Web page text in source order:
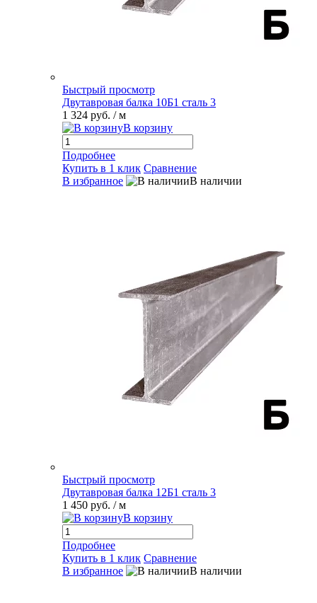
Быстрый просмотр
Двутавровая балка 10Б1 сталь 3
1 324 руб. / м
В корзину
Подробнее
Купить в 1 клик Сравнение
В избранное
В наличии
Быстрый просмотр
Двутавровая балка 12Б1 сталь 3
1 450 руб. / м
В корзину
Подробнее
Купить в 1 клик Сравнение
В избранное
В наличии